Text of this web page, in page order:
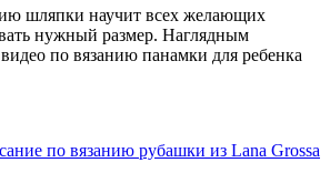
шляпки научит всех желающих
нужный размер. Наглядным
по вязанию панамки для ребенка
по вязанию рубашки из Lana Grossa